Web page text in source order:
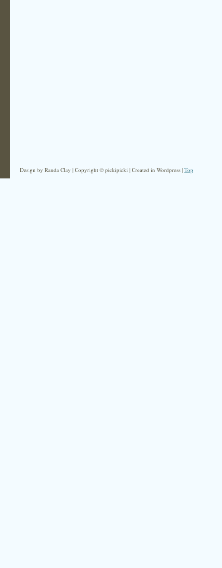
Design by Randa Clay | Copyright © pickipicki | Created in Wordpress | Top